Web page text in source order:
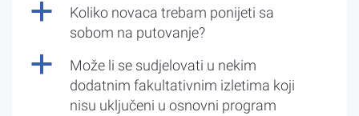
a
Koliko novaca trebam ponijeti sa
sobom na putovanje?
a
Može li se sudjelovati u nekim
dodatnim fakultativnim izletima koji
nisu uključeni u osnovni program